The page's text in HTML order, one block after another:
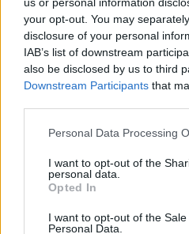
your opt-out. You may
disclosure of your personal
IAB’s list of downstream
also be disclosed by us to third
Downstream Participants that
Personal Data Processing
I want to opt-out of the
personal data.
Opted In
I want to opt-out of the
Personal Data.
Bonus Malus
Quotazioni